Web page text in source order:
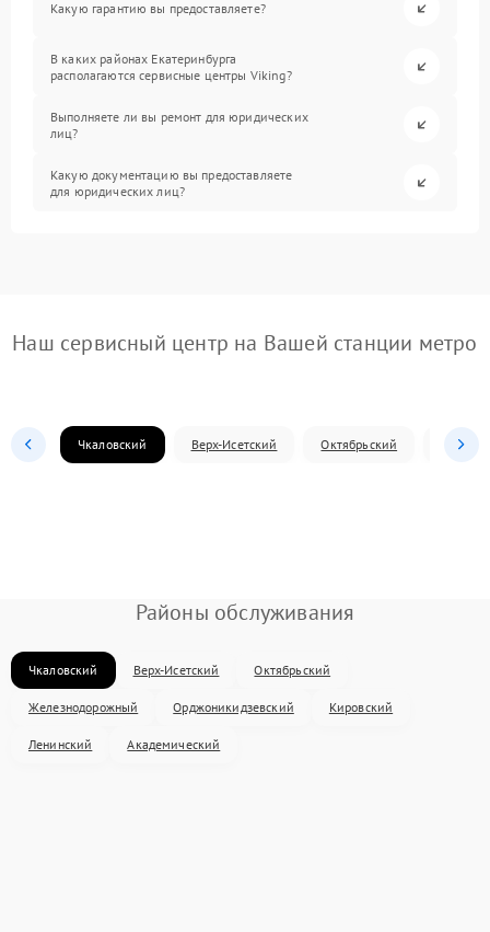
Какую гарантию вы предоставляете?
В каких районах Екатеринбурга
располагаются сервисные центры Viking?
Выполняете ли вы ремонт для юридических
лиц?
Какую документацию вы предоставляете
для юридических лиц?
Наш сервисный центр на Вашей станции метро
Чкаловский Верх-Исетский Октябрьский
Районы обслуживания
Чкаловский Верх-Исетский Октябрьский
Железнодорожный Орджоникидзевский Кировский
Ленинский Академический